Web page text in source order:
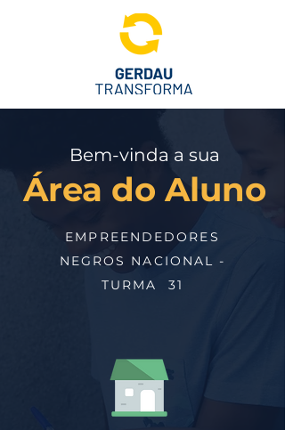
Bem-vinda a sua
Área do Aluno
EMPREENDEDORES
NEGROS NACIONAL -
TURMA 31